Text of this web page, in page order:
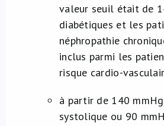
valeur seuil était de
diabétiques et les
néphropathie
inclus parmi les
risque cardio-
à partir de 140
systolique ou 90